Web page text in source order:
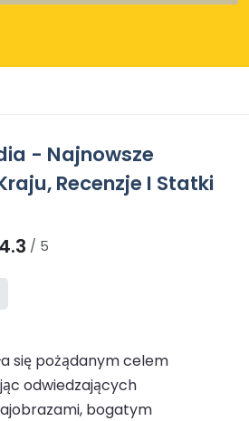
- Najnowsze
Recenzje I Statki
4.3 / 5
się pożądanym celem
odwiedzających
bogatym